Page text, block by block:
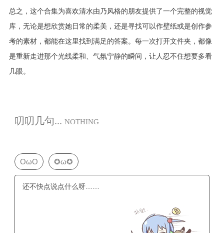
总之，这个合集为喜欢清水由乃风格的朋友提供了一个完整的视觉
库，无论是想欣赏她日常的柔美，还是寻找可以作壁纸或是创作参
考的素材，都能在这里找到满足的答案。每一次打开文件夹，都像
是重新走进那个光线柔和、气氛宁静的瞬间，让人忍不住想要多看
几眼。
叨叨几句... NOTHING
OωO ✪ω✪